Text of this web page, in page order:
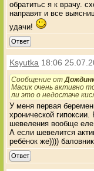
обратитьс я к врачу.
направят и все
удачи!
Ответ
Ksyutka 18:06
Сообщение от
Масик очень активно
ли это о недостаче
У меня первая
хронической
шевеления вообще
А если шевелится
ребёнок же))))
Ответ